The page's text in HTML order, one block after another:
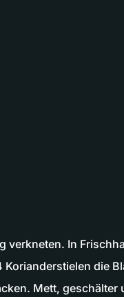
verkneten. In
die
Mett, geschälter